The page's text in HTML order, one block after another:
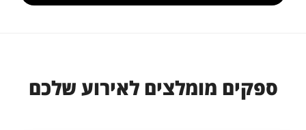
ספקים מומלצים לאירוע שלכם